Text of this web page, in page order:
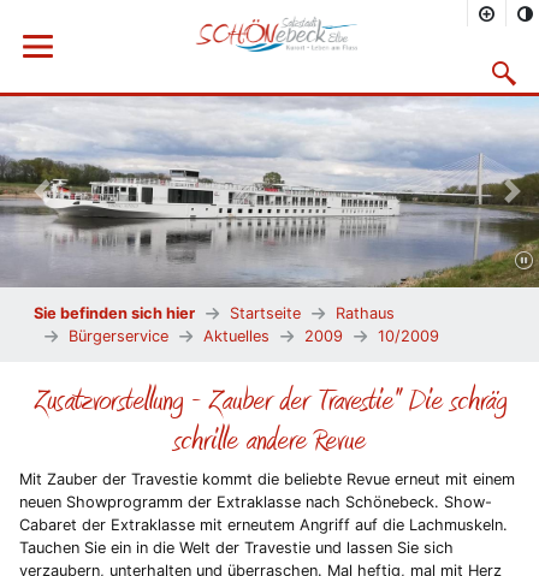
Menü öffnen
Vorheriges Bild
Sie befinden sich hier Startseite
Rathaus
Bürgerservice
Aktuelles 2009 10/2009
Zusatzvorstellung - Zauber der Travestie" Die schräg
schrille andere Revue
Mit Zauber der Travestie kommt die beliebte Revue erneut mit einem
neuen Showprogramm der Extraklasse nach Schönebeck. Show-
Cabaret der Extraklasse mit erneutem Angriff auf die Lachmuskeln.
Tauchen Sie ein in die Welt der Travestie und lassen Sie sich
verzaubern, unterhalten und überraschen. Mal heftig, mal mit Herz